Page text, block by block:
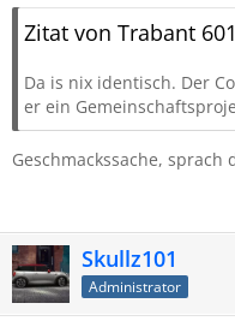
Zitat von Trabant 601
Da is nix identisch. Der
er ein
Geschmackssache,
Skullz101
Administrator